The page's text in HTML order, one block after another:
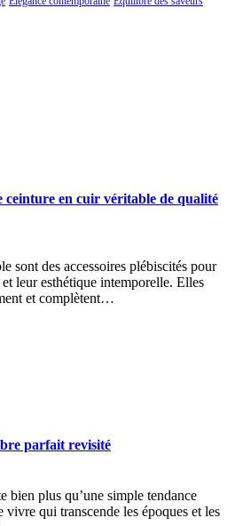
ceinture en cuir véritable de qualité
sont des accessoires plébiscités pour
leur esthétique intemporelle. Elles
et complètent…
parfait revisité
bien plus qu’une simple tendance
vivre qui transcende les époques et les